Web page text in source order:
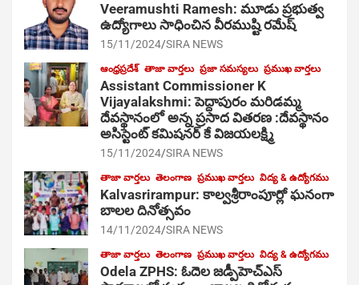
Veeramushti Ramesh: మూడు ప్రభుత్వ
ఉద్యోగాలు సాధించిన వీరముష్టి రమేష్
15/11/2024 SIRA NEWS
ఆంధ్రప్రదేశ్ తాజా వార్తలు ప్రజా సమస్యలు ప్రముఖ వార్తలు
Assistant Commissioner K
Vijayalakshmi: పెద్దాపురం మరిడమ్మ
దేవస్థానంలో అన్న ప్రసాద వితరణ :దేవస్థానం
అసిస్టెంట్ కమిషనర్ కే విజయలక్ష్మి
15/11/2024 SIRA NEWS
తాజా వార్తలు తెలంగాణ ప్రముఖ వార్తలు విద్య & ఉద్యోగము
Kalvasrirampur: కాల్వశ్రీరాంపూర్లో ఘనంగా
బాలల దినోత్సవం
14/11/2024 SIRA NEWS
తాజా వార్తలు తెలంగాణ ప్రముఖ వార్తలు విద్య & ఉద్యోగము
Odela ZPHS: ఓదెల జ‌డ్పీహెచ్ఎస్